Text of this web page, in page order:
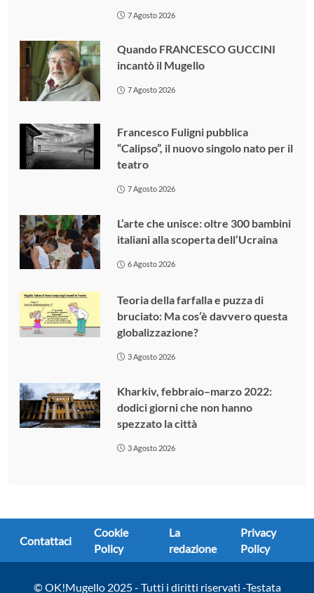
7 Agosto 2026
Quando FRANCESCO GUCCINI
incantò il Mugello
7 Agosto 2026
Francesco Fuligni pubblica
“Calipso”, il nuovo singolo nato per il
teatro
7 Agosto 2026
L’arte che unisce: oltre 300 bambini
italiani alla scoperta dell’Ucraina
6 Agosto 2026
Teoria della farfalla e puzza di
bruciato: Ma cos’è davvero questa
globalizzazione?
3 Agosto 2026
Kharkiv, febbraio–marzo 2022:
dodici giorni che non hanno
spezzato la città
3 Agosto 2026
Contattaci
Cookie
Policy
La
redazione
Privacy
Policy
© OK!Mugello 2025 - Tutti i diritti riservati -Testata